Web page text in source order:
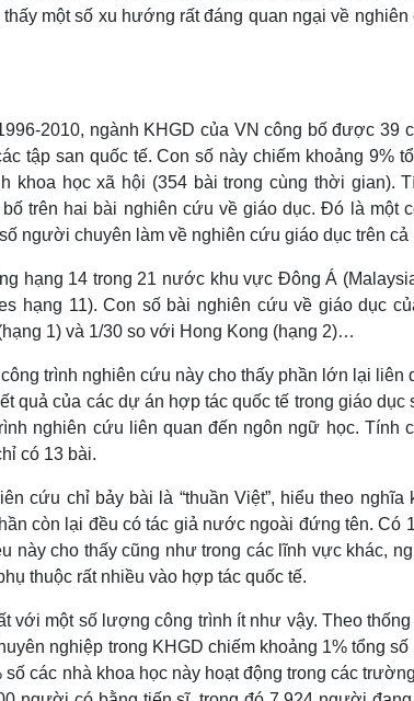
một số xu hướng rất đáng quan ngại về
2010, ngành KHGD của VN công bố được 39
tập san quốc tế. Con số này chiếm khoảng 9%
khoa học xã hội (354 bài trong cùng thời gian).
trên hai bài nghiên cứu về giáo dục. Đó là một
người chuyên làm về nghiên cứu giáo dục trên
hạng 14 trong 21 nước khu vực Đông Á
hạng 11). Con số bài nghiên cứu về giáo dục
1) và 1/30 so với Hong Kong (hạng 2)…
trình nghiên cứu này cho thấy phần lớn lại liên
quả của các dự án hợp tác quốc tế trong giáo dục
nghiên cứu liên quan đến ngôn ngữ học. Tính
có 13 bài.
cứu chỉ bảy bài là “thuần Việt”, hiểu theo nghĩa
còn lại đều có tác giả nước ngoài đứng tên. Có
này cho thấy cũng như trong các lĩnh vực khác,
thuộc rất nhiều vào hợp tác quốc tế.
với một số lượng công trình ít như vậy. Theo
nghiệp trong KHGD chiếm khoảng 1% tổng
các nhà khoa học này hoạt động trong các